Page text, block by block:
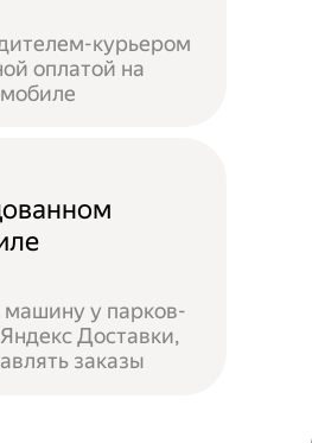
курьером
оплатой на
у парков-
Доставки,
заказы